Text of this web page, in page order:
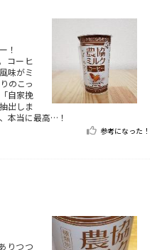
！
コーヒ
味がミ
のこっ
自家挽
出しま
本当に最高…！
参考になった！
りつつ